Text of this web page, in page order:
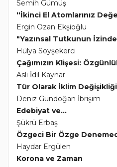
Semih Gümüş
“İkinci El Atomlarınız
Ergin Ozan Ekşioğlu
"Yazınsal Tutkunun
Hülya Soyşekerci
Çağımızın Klişesi:
Aslı İdil Kaynar
Tür Olarak İklim Değişikliği
Deniz Gündoğan İbrişim
Edebiyat ve...
Şükrü Erbaş
Özgeci Bir Özge
Haydar Ergülen
Korona ve Zaman